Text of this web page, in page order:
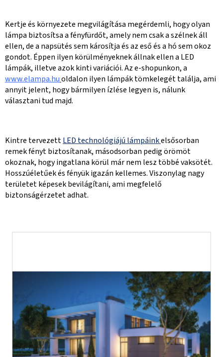
Kertje és környezete megvilágítása megérdemli, hogy olyan
lámpa biztosítsa a fényfürdőt, amely nem csak a szélnek áll
ellen, de a napsütés sem károsítja és az eső és a hó sem okoz
gondot. Éppen ilyen körülményeknek állnak ellen a LED
lámpák, illetve azok kinti variációi. Az e-shopunkon, a
www.elampa.huoldalon ilyen lámpák tömkelegét találja, ami
annyit jelent, hogy bármilyen ízlése legyen is, nálunk
választani tud majd.
Kintre tervezettLED technológiájú lámpáinkelsősorban
remek fényt biztosítanak, másodsorban pedig örömöt
okoznak, hogy ingatlana körül már nem lesz többé vaksötét.
Hosszúéletűek és fényük igazán kellemes. Viszonylag nagy
területet képesek bevilágítani, ami megfelelő
biztonságérzetet adhat.